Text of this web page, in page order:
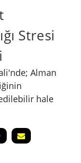
Stresi
Alman
hale